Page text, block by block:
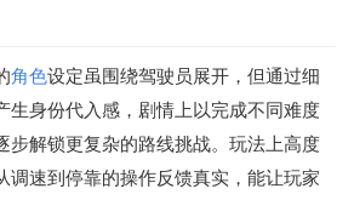
角色设定虽围绕驾驶员展开，但通过细
生身份代入感，剧情上以完成不同难度
步解锁更复杂的路线挑战。玩法上高度
调速到停靠的操作反馈真实，能让玩家